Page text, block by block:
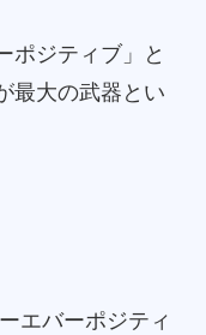
ポジティブ」と
最大の武器とい
エバーポジティ